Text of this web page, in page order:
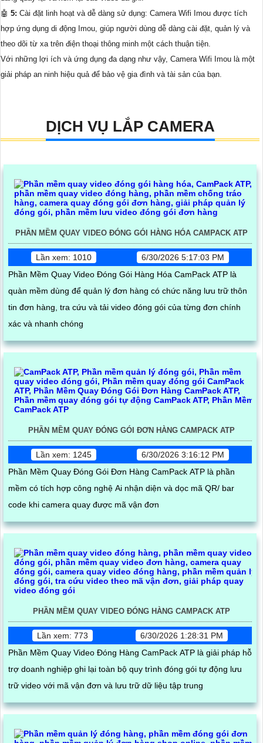
🤖️ 5: Cài đặt linh hoạt và dễ dàng sử dụng: Camera Wifi Imou được tích
hợp ứng dụng di động Imou, giúp người dùng dễ dàng cài đặt, quản lý và
theo dõi từ xa trên điện thoại thông minh một cách thuận tiện.
Với những lợi ích và ứng dụng đa dạng như vậy, Camera Wifi Imou là một
giải pháp an ninh hiệu quả để bảo vệ gia đình và tài sản của bạn.
DỊCH VỤ LẮP CAMERA
PHẦN MỀM QUAY VIDEO ĐÓNG GÓI HÀNG HÓA CAMPACK ATP
Lần xem: 1010
6/30/2026 5:17:03 PM
Phần Mềm Quay Video Đóng Gói Hàng Hóa CamPack ATP là
quàn mềm dùng để quản lý đơn hàng có chức năng lưu trữ thôn
tin đơn hàng, tra cứu và tải video đóng gói của từng đơn chính
xác và nhanh chóng
PHẦN MỀM QUAY ĐÓNG GÓI ĐƠN HÀNG CAMPACK ATP
Lần xem: 1245
6/30/2026 3:16:12 PM
Phần Mềm Quay Đóng Gói Đơn Hàng CamPack ATP là phần
mềm có tích hợp công nghệ Ai nhận diện và dọc mã QR/ bar
code khi camera quay được mã vận đơn
PHẦN MỀM QUAY VIDEO ĐÓNG HÀNG CAMPACK ATP
Lần xem: 773
6/30/2026 1:28:31 PM
Phần Mềm Quay Video Đóng Hàng CamPack ATP là giải pháp hỗ
trợ doanh nghiệp ghi lại toàn bộ quy trình đóng gói tự động lưu
trữ video với mã vận đơn và lưu trữ dữ liệu tập trung